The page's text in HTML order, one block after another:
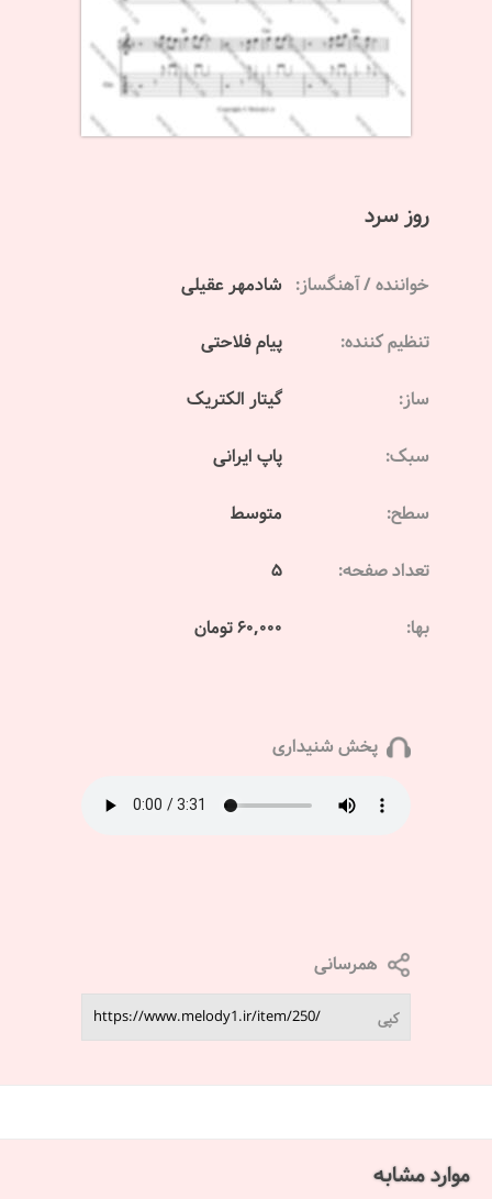
روز سرد
خواننده / آهنگساز: شادمهر عقیلی
تنظیم کننده: پیام فلاحتی
ساز: گیتار الکتریک
سبک: پاپ ایرانی
سطح: متوسط
تعداد صفحه: 5
بها: 60,000 تومان
پخش شنیداری
همرسانی
کپی
موارد مشابه